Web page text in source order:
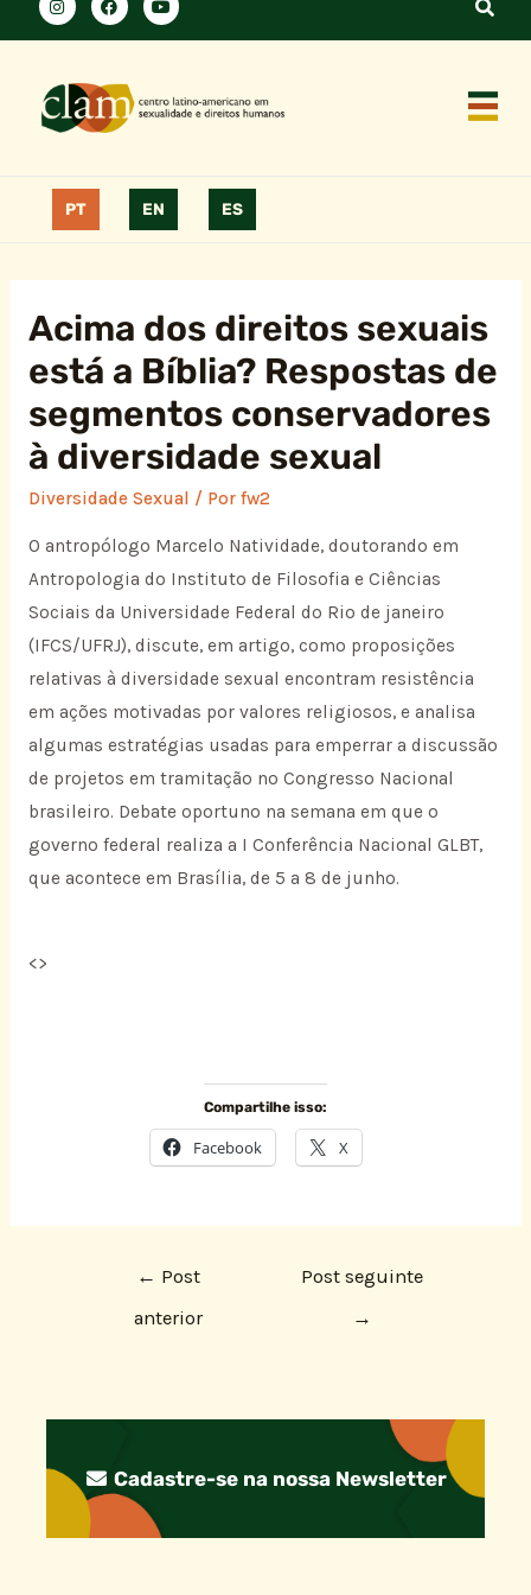
PT EN ES
Acima dos direitos sexuais
está a Bíblia? Respostas de
segmentos conservadores
à diversidade sexual
Diversidade Sexual / Por fw2
O antropólogo Marcelo Natividade, doutorando em
Antropologia do Instituto de Filosofia e Ciências
Sociais da Universidade Federal do Rio de janeiro
(IFCS/UFRJ), discute, em artigo, como proposições
relativas à diversidade sexual encontram resistência
em ações motivadas por valores religiosos, e analisa
algumas estratégias usadas para emperrar a discussão
de projetos em tramitação no Congresso Nacional
brasileiro. Debate oportuno na semana em que o
governo federal realiza a I Conferência Nacional GLBT,
que acontece em Brasília, de 5 a 8 de junho.
<>
Compartilhe isso:
Facebook X
← Post
anterior
Post seguinte
→
Cadastre-se na nossa Newsletter